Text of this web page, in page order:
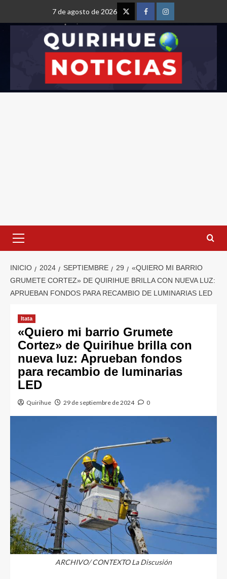
7 de agosto de 2026
INICIO 2024 SEPTIEMBRE 29
«QUIERO MI BARRIO
GRUMETE CORTEZ» DE QUIRIHUE BRILLA CON NUEVA LUZ:
APRUEBAN FONDOS PARA RECAMBIO DE LUMINARIAS LED
Itata
«Quiero mi barrio Grumete
Cortez» de Quirihue brilla con
nueva luz: Aprueban fondos
para recambio de luminarias
LED
Quirihue 29 de septiembre de 2024 0
ARCHIVO/ CONTEXTO La Discusión